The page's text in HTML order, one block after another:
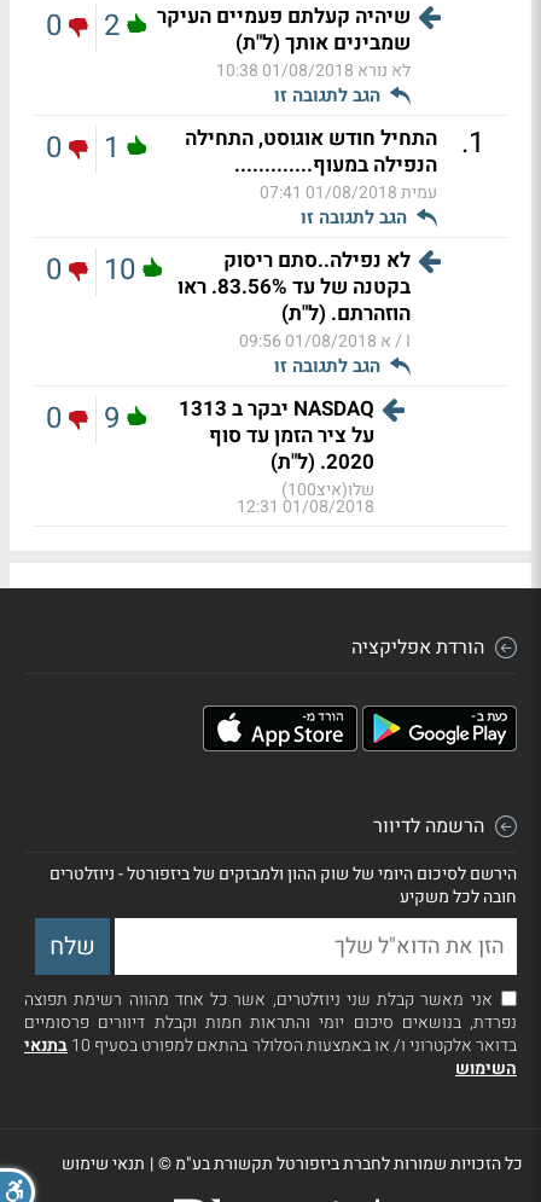
שיהיה קעלתם פעמיים העיקר
שמבינים אותך (ל"ת)
לא נורא 01/08/2018 10:38
הגב לתגובה זו
2
0
1
.
התחיל חודש אוגוסט, התחילה
הנפילה במעוף.............
עמית01/08/2018 07:41
הגב לתגובה זו
1
0
לא נפילה..סתם ריסוק
בקטנה של עד 83.56%. ראו
הוזהרתם. (ל"ת)
I / א 01/08/2018 09:56
הגב לתגובה זו
10
0
NASDAQ יבקר ב 1313
על ציר הזמן עד סוף
2020. (ל"ת)
שלו(איצ100)
01/08/2018 12:31
9
0
הורדת אפליקציה
הרשמה לדיוור
הירשם לסיכום היומי של שוק ההון ולמבזקים של ביזפורטל - ניוזלטרים
חובה לכל משקיע
אני מאשר קבלת שני ניוזלטרים, אשר כל אחד מהווה רשימת תפוצה
נפרדת, בנושאים סיכום יומי והתראות חמות וקבלת דיוורים פרסומיים
בדואר אלקטרוני ו/ או באמצעות הסלולר בהתאם למפורט בסעיף 10
בתנאי
השימוש
כל הזכויות שמורות לחברת ביזפורטל תקשורת בע"מ ©| תנאי שימוש